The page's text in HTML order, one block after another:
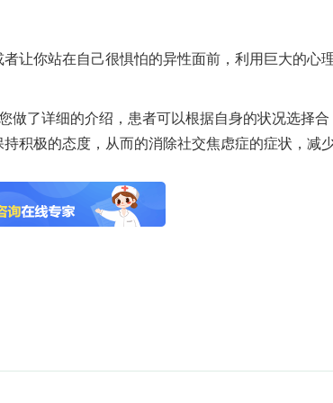
你站在自己很惧怕的异性面前，利用巨大的心
了详细的介绍，患者可以根据自身的状况选择合
积极的态度，从而的消除社交焦虑症的症状，减